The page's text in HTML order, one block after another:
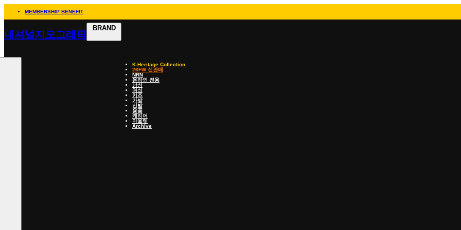
MEMBERSHIP BENEFIT
내셔널지오그래픽
BRAND
K-Heritage Collection
26FW 선판매
NRN
온라인 전용
남성
여성
키즈
가방
신발
용품
캐리어
아울렛
Archive